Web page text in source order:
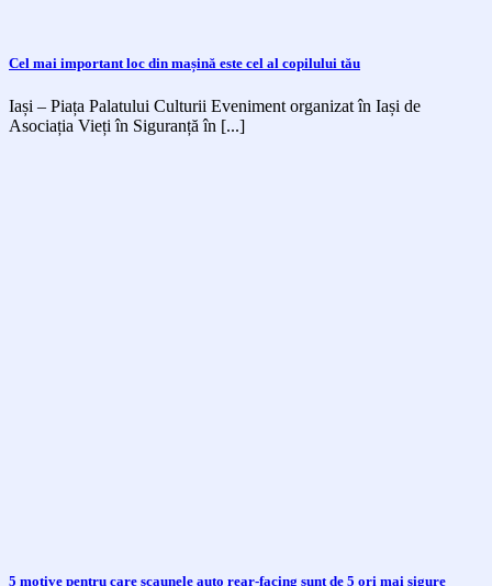
Cel mai important loc din mașină este cel al copilului tău
Iași – Piața Palatului Culturii Eveniment organizat în Iași de
Asociația Vieți în Siguranță în [...]
5 motive pentru care scaunele auto rear-facing sunt de 5 ori mai sigure